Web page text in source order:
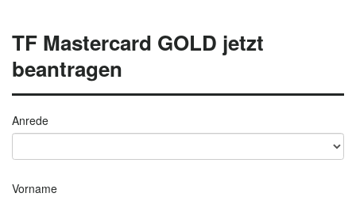
TF Mastercard GOLD jetzt
beantragen
Anrede
Vorname